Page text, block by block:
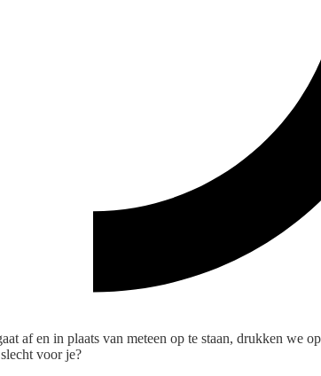
af en in plaats van meteen op te staan, drukken we
voor je?